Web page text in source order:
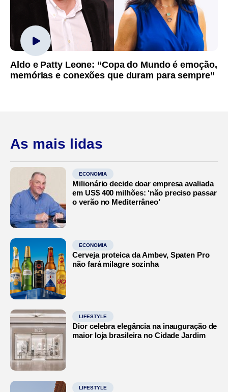
Aldo e Patty Leone: “Copa do Mundo é emoção,
memórias e conexões que duram para sempre”
As mais lidas
ECONOMIA
Milionário decide doar empresa avaliada
em US$ 400 milhões: ‘não preciso passar
o verão no Mediterrâneo’
ECONOMIA
Cerveja proteica da Ambev, Spaten Pro
não fará milagre sozinha
LIFESTYLE
Dior celebra elegância na inauguração de
maior loja brasileira no Cidade Jardim
LIFESTYLE